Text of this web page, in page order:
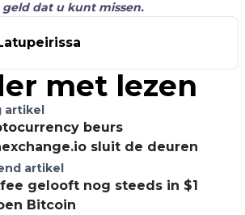
dat u kunt missen.
met lezen
artikel
beurs
sluit de deuren
artikel
gelooft nog steeds in $1
Bitcoin